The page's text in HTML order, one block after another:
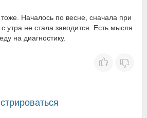
Началось по весне, сначала при
с утра не стала заводится. Есть мысля
на диагностику.